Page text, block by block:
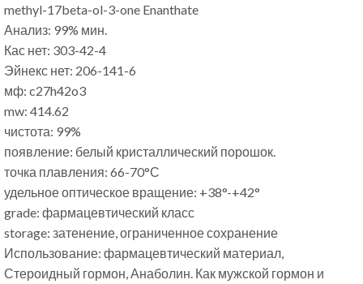
methyl-17beta-ol-3-one Enanthate
Анализ: 99% мин.
Кас нет: 303-42-4
Эйнекс нет: 206-141-6
мф: c27h42o3
mw: 414.62
чистота: 99%
появление: белый кристаллический порошок.
точка плавления: 66-70°С
удельное оптическое вращение: +38°-+42°
grade: фармацевтический класс
storage: затенение, ограниченное сохранение
Использование: фармацевтический материал,
Стероидный гормон, Анаболин. Как мужской гормон и